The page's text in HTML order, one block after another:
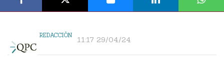
REDACCIÓN 11:17 29/04/24